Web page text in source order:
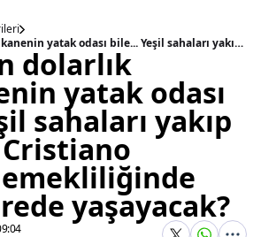
22 milyon dolarlık malikanenin yatak odası bile... Yeşil sahaları yakıp kavuran Cristiano Ronaldo emekliliğinde bakın nerede yaşayacak?
dolarlık
yatak odası
sahaları yakıp
yaşayacak?